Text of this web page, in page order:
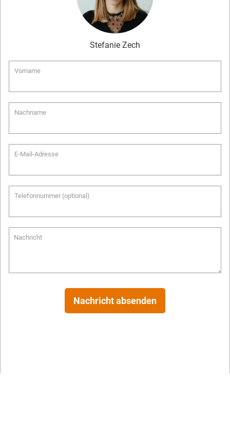
Stefanie Zech
Vorname
Nachname
E-Mail-Adresse
Telefonnummer (optional)
Nachricht
Nachricht absenden